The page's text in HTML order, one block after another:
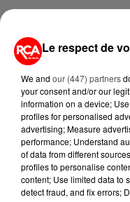
A LIRE AUSSI...
7 août
Le respect de
We and our (447) partners
your consent and/or our
information on a device;
profiles for personalised
advertising; Measure
performance; Understand
of data from different
profiles to personalise
content; Use limited data to
detect fraud, and fix errors;